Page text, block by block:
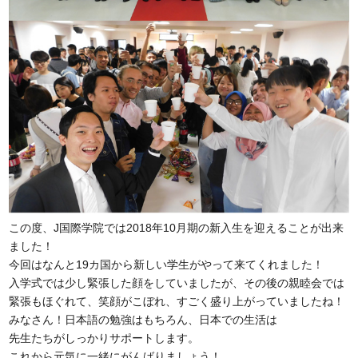
この度、J国際学院では2018年10月期の新入生を迎えることが出来
ました！
今回はなんと19カ国から新しい学生がやって来てくれました！
入学式では少し緊張した顔をしていましたが、その後の親睦会では
緊張もほぐれて、笑顔がこぼれ、すごく盛り上がっていましたね！
みなさん！日本語の勉強はもちろん、日本での生活は
先生たちがしっかりサポートします。